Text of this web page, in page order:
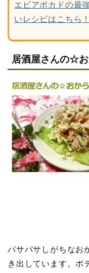
エビアボカドの最
いレシピはこちら！
居酒屋さんの☆
パサパサしがちなお
き出しています。ポ